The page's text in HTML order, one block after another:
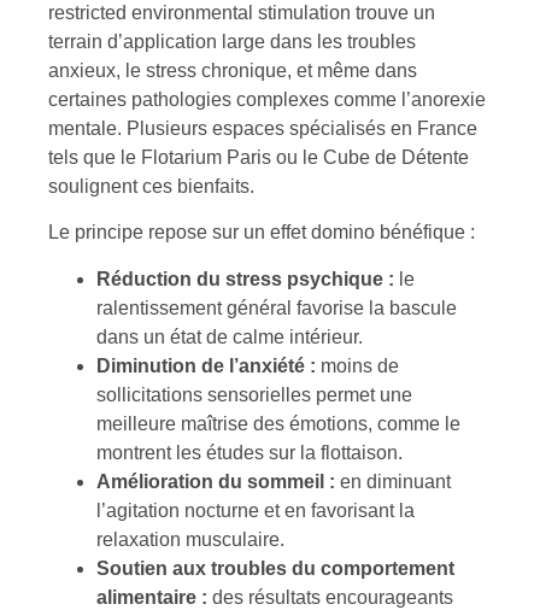
restricted environmental stimulation trouve un
terrain d’application large dans les troubles
anxieux, le stress chronique, et même dans
certaines pathologies complexes comme l’anorexie
mentale. Plusieurs espaces spécialisés en France
tels que le Flotarium Paris ou le Cube de Détente
soulignent ces bienfaits.
Le principe repose sur un effet domino bénéfique :
Réduction du stress psychique : le
ralentissement général favorise la bascule
dans un état de calme intérieur.
Diminution de l’anxiété : moins de
sollicitations sensorielles permet une
meilleure maîtrise des émotions, comme le
montrent les études sur la flottaison.
Amélioration du sommeil : en diminuant
l’agitation nocturne et en favorisant la
relaxation musculaire.
Soutien aux troubles du comportement
alimentaire : des résultats encourageants